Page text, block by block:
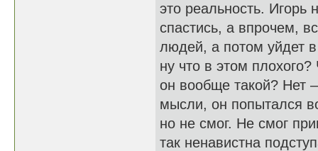
это реальность. Игорь
спастись, а впрочем,
людей, а потом уйдет в
ну что в этом
он вообще такой? Нет
мысли, он попытался
но не смог. Не смог
так ненавистна